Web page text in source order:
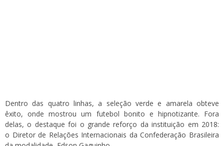
Dentro das quatro linhas, a seleção verde e amarela obteve
êxito, onde mostrou um futebol bonito e hipnotizante. Fora
delas, o destaque foi o grande reforço da instituição em 2018:
o Diretor de Relações Internacionais da Confederação Brasileira